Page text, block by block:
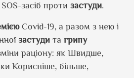
засіб проти застуди.
Covid-19, а разом з нею і
застуди та грипу
раціону: як Швидше,
Корисніше, більше,